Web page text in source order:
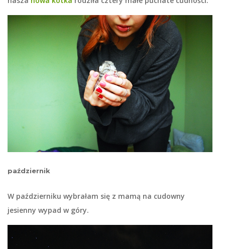
październik
W październiku wybrałam się z mamą na cudowny
jesienny wypad w góry.